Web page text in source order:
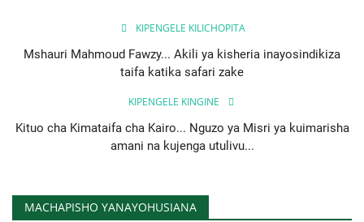
KIPENGELE KILICHOPITA
Mshauri Mahmoud Fawzy... Akili ya kisheria inayosindikiza
taifa katika safari zake
KIPENGELE KINGINE
Kituo cha Kimataifa cha Kairo... Nguzo ya Misri ya kuimarisha
amani na kujenga utulivu...
MACHAPISHO YANAYOHUSIANA